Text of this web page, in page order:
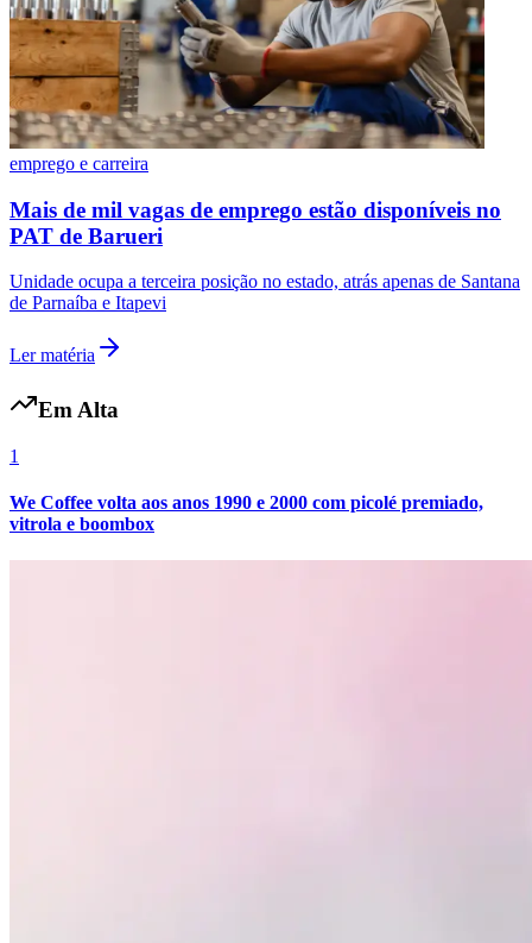
Flamengo
emprego e carreira
Mais de mil vagas de emprego estão disponíveis no
PAT de Barueri
Unidade ocupa a terceira posição no estado, atrás apenas de Santana
de Parnaíba e Itapevi
Ler matéria
Em Alta
1
We Coffee volta aos anos 1990 e 2000 com picolé premiado,
vitrola e boombox